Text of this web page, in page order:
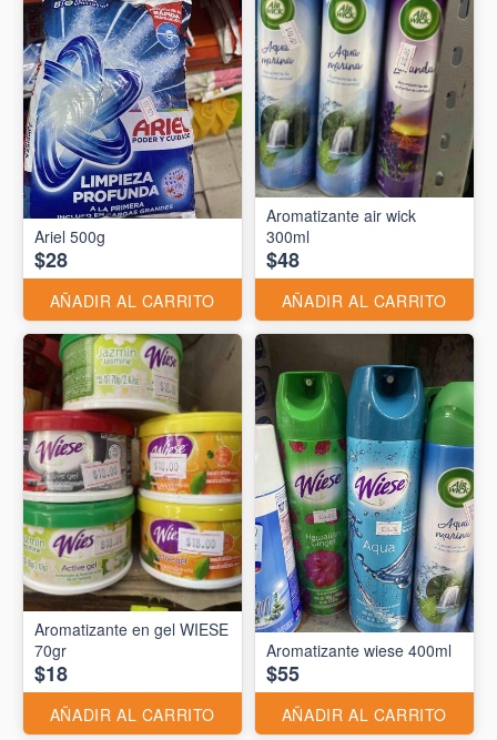
Ariel 500g
$28
AÑADIR AL CARRITO
Aromatizante air wick
300ml
$48
AÑADIR AL CARRITO
Aromatizante en gel WIESE
70gr
$18
AÑADIR AL CARRITO
Aromatizante wiese 400ml
$55
AÑADIR AL CARRITO